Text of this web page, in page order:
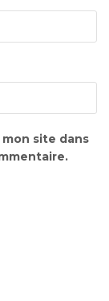
site dans